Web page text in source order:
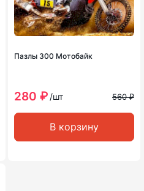
Пазлы 300 Мотобайк
280 ₽ /шт 560 ₽
В корзину